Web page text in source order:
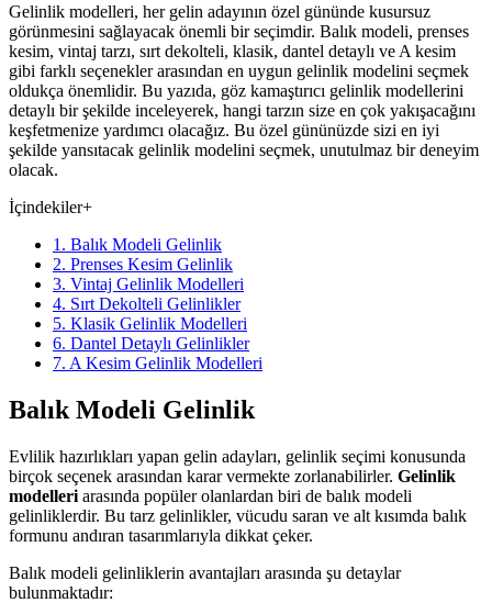
Gelinlik modelleri, her gelin adayının özel gününde kusursuz
görünmesini sağlayacak önemli bir seçimdir. Balık modeli, prenses
kesim, vintaj tarzı, sırt dekolteli, klasik, dantel detaylı ve A kesim
gibi farklı seçenekler arasından en uygun gelinlik modelini seçmek
oldukça önemlidir. Bu yazıda, göz kamaştırıcı gelinlik modellerini
detaylı bir şekilde inceleyerek, hangi tarzın size en çok yakışacağını
keşfetmenize yardımcı olacağız. Bu özel gününüzde sizi en iyi
şekilde yansıtacak gelinlik modelini seçmek, unutulmaz bir deneyim
olacak.
İçindekiler+
1. Balık Modeli Gelinlik
2. Prenses Kesim Gelinlik
3. Vintaj Gelinlik Modelleri
4. Sırt Dekolteli Gelinlikler
5. Klasik Gelinlik Modelleri
6. Dantel Detaylı Gelinlikler
7. A Kesim Gelinlik Modelleri
Balık Modeli Gelinlik
Evlilik hazırlıkları yapan gelin adayları, gelinlik seçimi konusunda
birçok seçenek arasından karar vermekte zorlanabilirler. Gelinlik
modelleri arasında popüler olanlardan biri de balık modeli
gelinliklerdir. Bu tarz gelinlikler, vücudu saran ve alt kısımda balık
formunu andıran tasarımlarıyla dikkat çeker.
Balık modeli gelinliklerin avantajları arasında şu detaylar
bulunmaktadır: